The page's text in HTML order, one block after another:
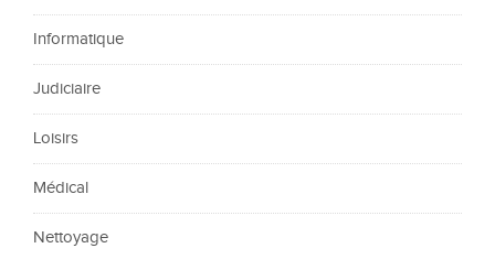
Informatique
Judiciaire
Loisirs
Médical
Nettoyage